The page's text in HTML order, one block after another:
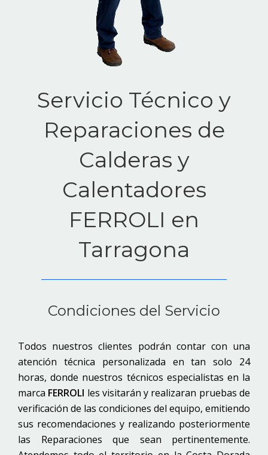
Servicio Técnico y
Reparaciones de
Calderas y
Calentadores
FERROLI en
Tarragona
Condiciones del Servicio
Todos nuestros clientes podrán contar con una
atención técnica personalizada en tan solo 24
horas, donde nuestros técnicos especialistas en la
marca FERROLI les visitarán y realizaran pruebas de
verificación de las condiciones del equipo, emitiendo
sus recomendaciones y realizando posteriormente
las Reparaciones que sean pertinentemente.